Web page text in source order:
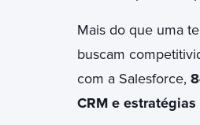
Mais do que uma
buscam
com a Salesforce,
CRM e